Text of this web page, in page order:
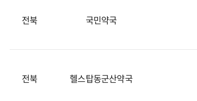
전북 국민약국
전북 헬스탑동군산약국